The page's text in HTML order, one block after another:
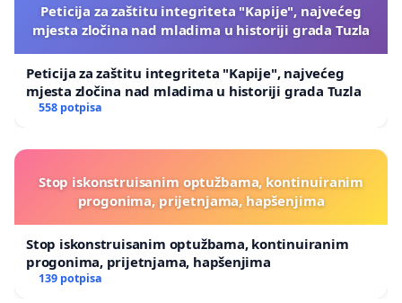
Peticija za zaštitu integriteta "Kapije", najvećeg
mjesta zločina nad mladima u historiji grada Tuzla
Peticija za zaštitu integriteta "Kapije", najvećeg
mjesta zločina nad mladima u historiji grada Tuzla
558 potpisa
Stop iskonstruisanim optužbama, kontinuiranim
progonima, prijetnjama, hapšenjima
Stop iskonstruisanim optužbama, kontinuiranim
progonima, prijetnjama, hapšenjima
139 potpisa